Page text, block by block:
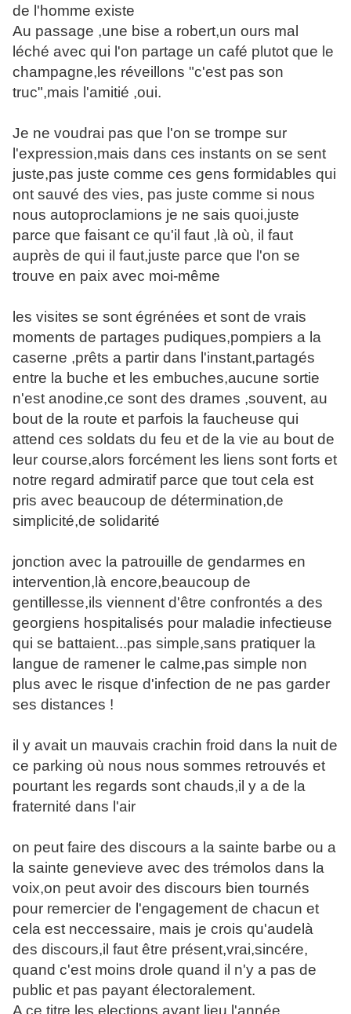
de l'homme existe
Au passage ,une bise a robert,un ours mal
léché avec qui l'on partage un café plutot que le
champagne,les réveillons "c'est pas son
truc",mais l'amitié ,oui.
Je ne voudrai pas que l'on se trompe sur
l'expression,mais dans ces instants on se sent
juste,pas juste comme ces gens formidables qui
ont sauvé des vies, pas juste comme si nous
nous autoproclamions je ne sais quoi,juste
parce que faisant ce qu'il faut ,là où, il faut
auprès de qui il faut,juste parce que l'on se
trouve en paix avec moi-même
les visites se sont égrénées et sont de vrais
moments de partages pudiques,pompiers a la
caserne ,prêts a partir dans l'instant,partagés
entre la buche et les embuches,aucune sortie
n'est anodine,ce sont des drames ,souvent, au
bout de la route et parfois la faucheuse qui
attend ces soldats du feu et de la vie au bout de
leur course,alors forcément les liens sont forts et
notre regard admiratif parce que tout cela est
pris avec beaucoup de détermination,de
simplicité,de solidarité
jonction avec la patrouille de gendarmes en
intervention,là encore,beaucoup de
gentillesse,ils viennent d'être confrontés a des
georgiens hospitalisés pour maladie infectieuse
qui se battaient...pas simple,sans pratiquer la
langue de ramener le calme,pas simple non
plus avec le risque d'infection de ne pas garder
ses distances !
il y avait un mauvais crachin froid dans la nuit de
ce parking où nous nous sommes retrouvés et
pourtant les regards sont chauds,il y a de la
fraternité dans l'air
on peut faire des discours a la sainte barbe ou a
la sainte genevieve avec des trémolos dans la
voix,on peut avoir des discours bien tournés
pour remercier de l'engagement de chacun et
cela est neccessaire, mais je crois qu'audelà
des discours,il faut être présent,vrai,sincére,
quand c'est moins drole quand il n'y a pas de
public et pas payant électoralement.
A ce titre les elections ayant lieu l'année